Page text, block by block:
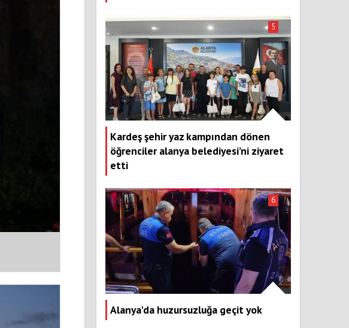
Kardeş şehir yaz kampından dönen
öğrenciler alanya belediyesi’ni ziyaret
etti
5
Alanya'da huzursuzluğa geçit yok
6